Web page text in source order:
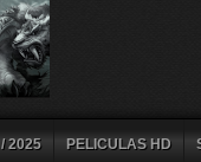
2025 PELICULAS HD